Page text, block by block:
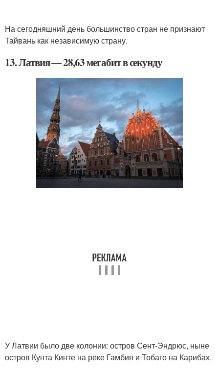
На сегодняшний день большинство стран не признают
Тайвань как независимую страну.
13. Латвия — 28,63 мегабит в секунду
У Латвии было две колонии: остров Сент-Эндрюс, ныне
остров Кунта Кинте на реке Гамбия и Тобаго на Карибах.